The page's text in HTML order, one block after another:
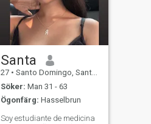
Santa
27 • Santo Domingo, Santo Domingo, Dominikanska Rep.
Söker: Man 31 - 63
Ögonfärg: Hasselbrun
Soy estudiante de medicina